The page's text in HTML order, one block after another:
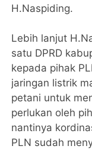
H.Naspiding.
Lebih lanjut
satu DPRD
kepada pihak
jaringan listrik
petani untuk
perlukan oleh
nantinya
PLN sudah